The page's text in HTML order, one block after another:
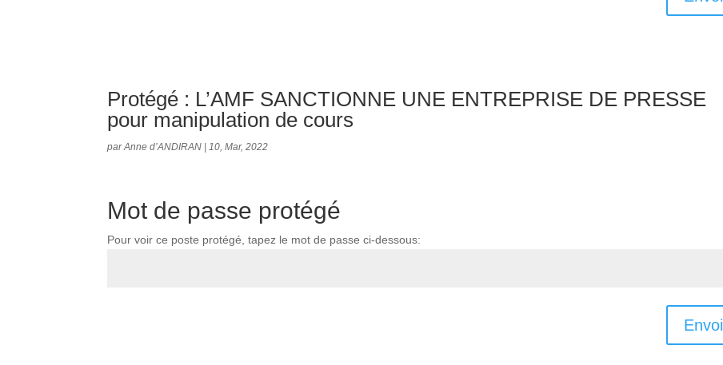
Protégé : L’AMF SANCTIONNE UNE ENTREPRISE DE PRESSE
pour manipulation de cours
parAnne d’ANDIRAN |10, Mar, 2022
Mot de passe protégé
Pour voir ce poste protégé, tapez le mot de passe ci-dessous:
Envoi